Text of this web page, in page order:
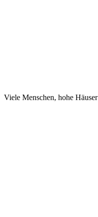
Viele Menschen, hohe Häuser